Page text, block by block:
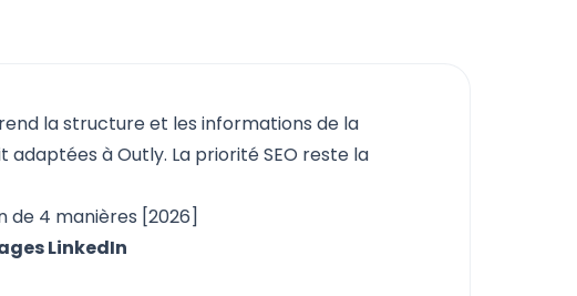
la structure et les informations de la
à Outly. La priorité SEO reste la
de 4 manières [2026]
LinkedIn